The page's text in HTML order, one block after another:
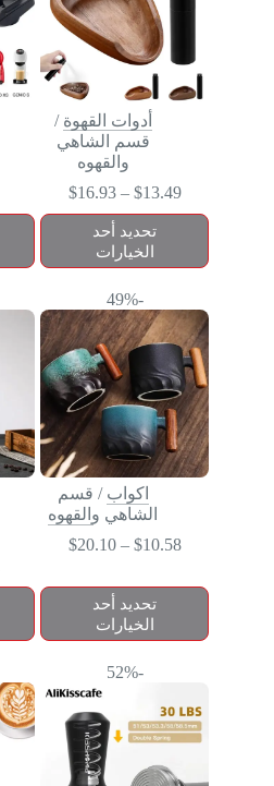
أدوات القهوة /
قسم الشاهي
والقهوه
$13.49
–
$16.93
تحديد أحد
الخيارات
-49%
اكواب / قسم
الشاهي والقهوه
$10.58
–
$20.10
تحديد أحد
الخيارات
-52%